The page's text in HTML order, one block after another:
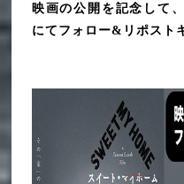
映画の公開を記念して
にてフォロー&リポスト